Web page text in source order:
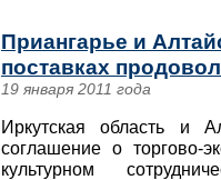
Приангарье и
поставках
19 января 2011 года
Иркутская область и
соглашение о торгово-
культурном